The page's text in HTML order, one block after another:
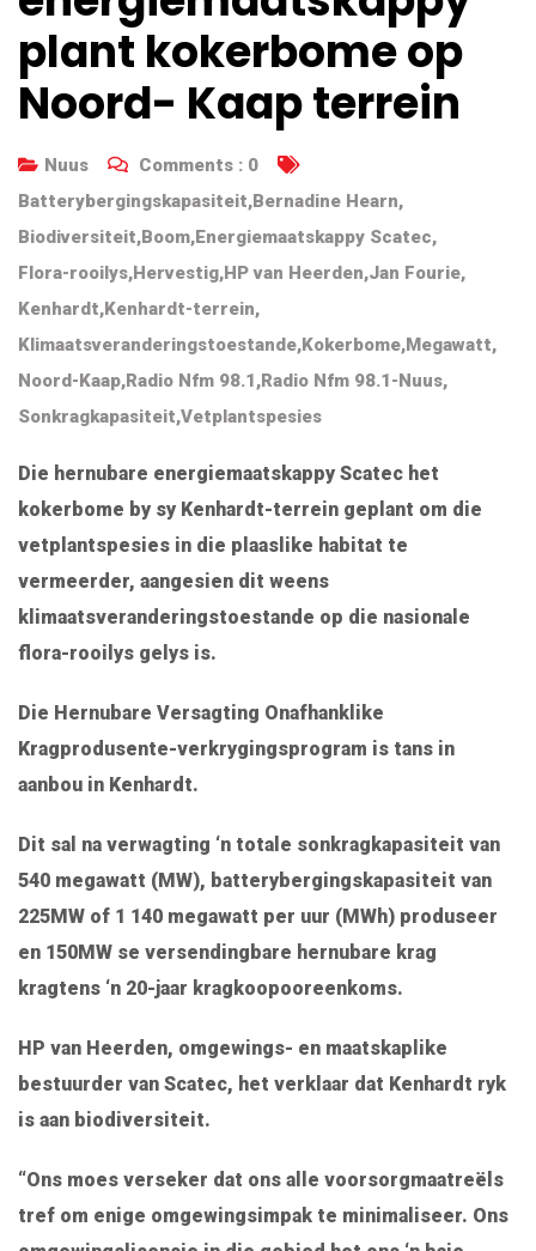
plant kokerbome op
Noord- Kaap terrein
Nuus Comments : 0
Batterybergingskapasiteit,Bernadine Hearn,
Biodiversiteit,Boom,Energiemaatskappy Scatec,
Flora-rooilys,Hervestig,HP van Heerden,Jan Fourie,
Kenhardt,Kenhardt-terrein,
Klimaatsveranderingstoestande,Kokerbome,Megawatt,
Noord-Kaap,Radio Nfm 98.1,Radio Nfm 98.1-Nuus,
Sonkragkapasiteit,Vetplantspesies
Die hernubare energiemaatskappy Scatec het
kokerbome by sy Kenhardt-terrein geplant om die
vetplantspesies in die plaaslike habitat te
vermeerder, aangesien dit weens
klimaatsveranderingstoestande op die nasionale
flora-rooilys gelys is.
Die Hernubare Versagting Onafhanklike
Kragprodusente-verkrygingsprogram is tans in
aanbou in Kenhardt.
Dit sal na verwagting ‘n totale sonkragkapasiteit van
540 megawatt (MW), batterybergingskapasiteit van
225MW of 1 140 megawatt per uur (MWh) produseer
en 150MW se versendingbare hernubare krag
kragtens ‘n 20-jaar kragkoopooreenkoms.
HP van Heerden, omgewings- en maatskaplike
bestuurder van Scatec, het verklaar dat Kenhardt ryk
is aan biodiversiteit.
“Ons moes verseker dat ons alle voorsorgmaatreëls
tref om enige omgewingsimpak te minimaliseer. Ons